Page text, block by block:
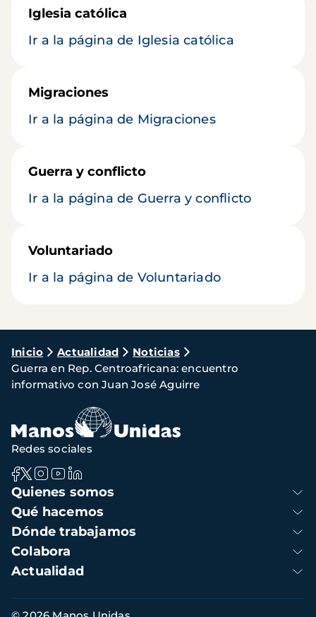
Iglesia católica
Ir a la página de Iglesia católica
Migraciones
Ir a la página de Migraciones
Guerra y conflicto
Ir a la página de Guerra y conflicto
Voluntariado
Ir a la página de Voluntariado
Ruta
de
navegación
Inicio Actualidad
Noticias
Guerra en Rep. Centroafricana: encuentro
informativo con Juan José Aguirre
Navegación
principal
Quienes somos
Qué hacemos
Dónde trabajamos
Colabora
Actualidad
Redes sociales
Información